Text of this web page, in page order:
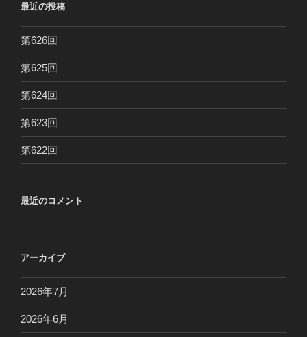
最近の投稿
第626回
第625回
第624回
第623回
第622回
最近のコメント
アーカイブ
2026年7月
2026年6月